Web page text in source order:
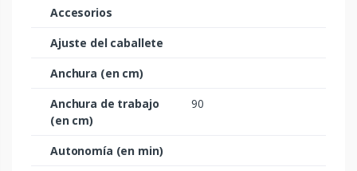
Accesorios
Ajuste del caballete
Anchura (en cm)
Anchura de trabajo
(en cm)
90
Autonomía (en min)